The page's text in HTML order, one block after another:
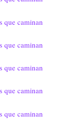
que caminan
que caminan
que caminan
que caminan
que caminan